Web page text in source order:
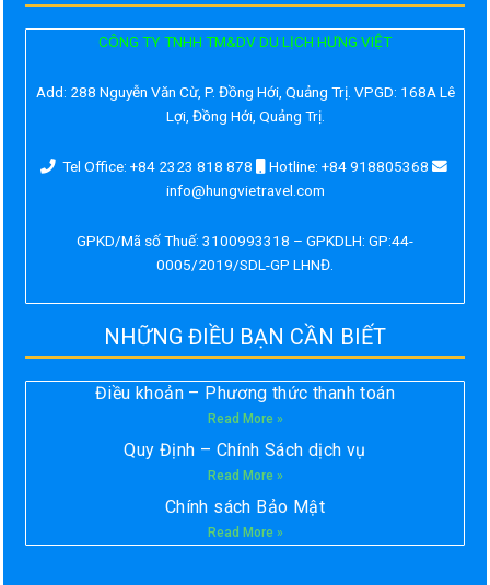
CÔNG TY TNHH TM&DV DU LỊCH HƯNG VIỆT
Add: 288 Nguyễn Văn Cừ, P. Đồng Hới, Quảng Trị. VPGD: 168A Lê
Lợi, Đồng Hới, Quảng Trị.
Tel Office: +84 2323 818 878
Hotline: +84 918805368
info@hungvietravel.com
GPKD/Mã số Thuế: 3100993318 – GPKDLH: GP:44-
0005/2019/SDL-GP LHNĐ.
NHỮNG ĐIỀU BẠN CẦN BIẾT
Điều khoản – Phương thức thanh toán
Read More »
Quy Định – Chính Sách dịch vụ
Read More »
Chính sách Bảo Mật
Read More »